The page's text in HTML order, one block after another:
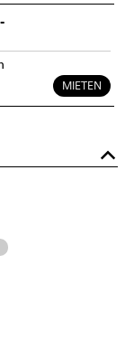
MIETEN
o